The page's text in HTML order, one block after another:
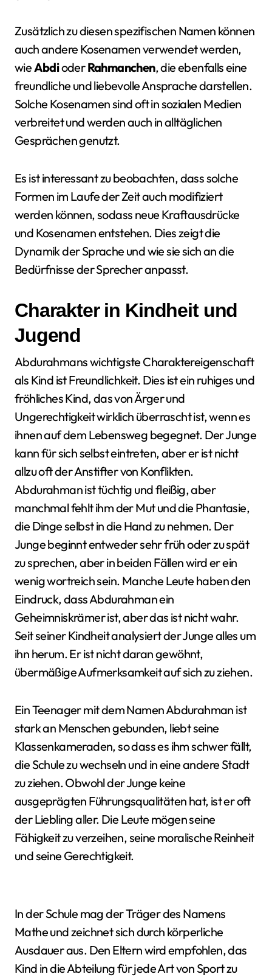
Zusätzlich zu diesen spezifischen Namen können
auch andere Kosenamen verwendet werden,
wieAbdioderRahmanchen, die ebenfalls eine
freundliche und liebevolle Ansprache darstellen.
Solche Kosenamen sind oft in sozialen Medien
verbreitet und werden auch in alltäglichen
Gesprächen genutzt.
Es ist interessant zu beobachten, dass solche
Formen im Laufe der Zeit auch modifiziert
werden können, sodass neue Kraftausdrücke
und Kosenamen entstehen. Dies zeigt die
Dynamik der Sprache und wie sie sich an die
Bedürfnisse der Sprecher anpasst.
Charakter in Kindheit und
Jugend
Abdurahmans wichtigste Charaktereigenschaft
als Kind ist Freundlichkeit. Dies ist ein ruhiges und
fröhliches Kind, das von Ärger und
Ungerechtigkeit wirklich überrascht ist, wenn es
ihnen auf dem Lebensweg begegnet. Der Junge
kann für sich selbst eintreten, aber er ist nicht
allzu oft der Anstifter von Konflikten.
Abdurahman ist tüchtig und fleißig, aber
manchmal fehlt ihm der Mut und die Phantasie,
die Dinge selbst in die Hand zu nehmen. Der
Junge beginnt entweder sehr früh oder zu spät
zu sprechen, aber in beiden Fällen wird er ein
wenig wortreich sein. Manche Leute haben den
Eindruck, dass Abdurahman ein
Geheimniskrämer ist, aber das ist nicht wahr.
Seit seiner Kindheit analysiert der Junge alles um
ihn herum. Er ist nicht daran gewöhnt,
übermäßige Aufmerksamkeit auf sich zu ziehen.
Ein Teenager mit dem Namen Abdurahman ist
stark an Menschen gebunden, liebt seine
Klassenkameraden, so dass es ihm schwer fällt,
die Schule zu wechseln und in eine andere Stadt
zu ziehen. Obwohl der Junge keine
ausgeprägten Führungsqualitäten hat, ist er oft
der Liebling aller. Die Leute mögen seine
Fähigkeit zu verzeihen, seine moralische Reinheit
und seine Gerechtigkeit.
In der Schule mag der Träger des Namens
Mathe und zeichnet sich durch körperliche
Ausdauer aus. Den Eltern wird empfohlen, das
Kind in die Abteilung für jede Art von Sport zu